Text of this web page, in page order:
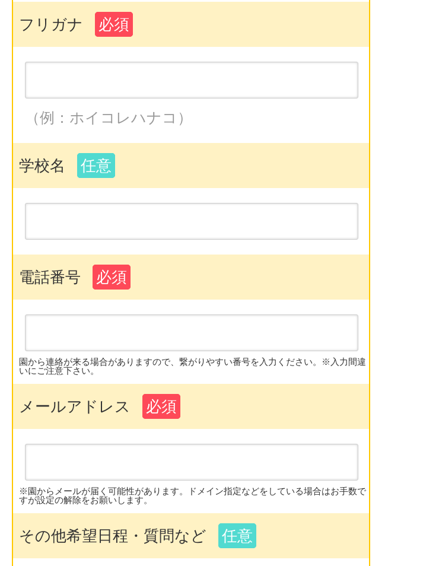
フリガナ 必須
（例：ホイコレハナコ）
学校名 任意
電話番号 必須
園から連絡が来る場合がありますので、繋がりやすい番号を入力ください。※入力間違
いにご注意下さい。
メールアドレス 必須
※園からメールが届く可能性があります。ドメイン指定などをしている場合はお手数で
すが設定の解除をお願いします。
その他希望日程・質問など 任意